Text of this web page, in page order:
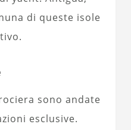
di queste isole
sono andate
esclusive.